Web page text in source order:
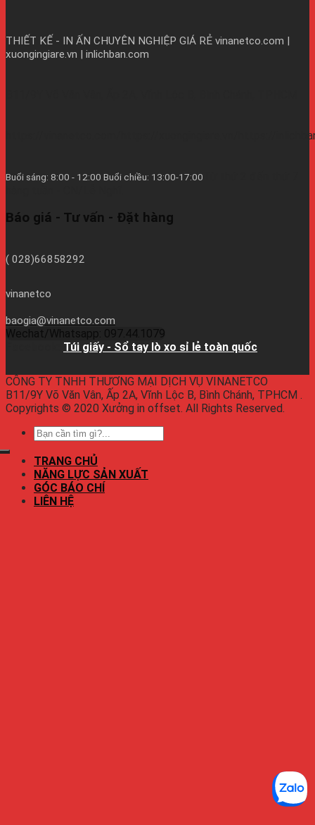
THIẾT KẾ - IN ẤN CHUYÊN NGHIỆP GIÁ RẺ vinanetco.com |
xuongingiare.vn | inlichban.com
https://vinanetco.com/https://xuongingiare.vn/https://
Buổi sáng: 8:00 - 12:00 Buổi chiều: 13:00-17:00
Báo giá - Tư vấn - Đặt hàng
( 028)66858292
vinanetco
baogia@vinanetco.com
Wechat/Whatsapp: 097.44.1079
Túi giấy - Sổ tay lò xo sỉ lẻ toàn quốc
CÔNG TY TNHH THƯƠNG MẠI DỊCH VỤ VINANETCO
B11/9Y Võ Văn Vân, Ấp 2A, Vĩnh Lộc B, Bình Chánh, TPHCM .
Copyrights © 2020 Xưởng in offset. All Rights Reserved.
TRANG CHỦ
NĂNG LỰC SẢN XUẤT
GÓC BÁO CHÍ
LIÊN HỆ